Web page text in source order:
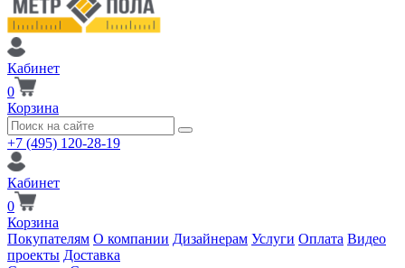
Кабинет
0
Корзина
+7 (495) 120-28-19
Кабинет
0
Корзина
Покупателям О компании Дизайнерам Услуги Оплата Видео
проекты Доставка